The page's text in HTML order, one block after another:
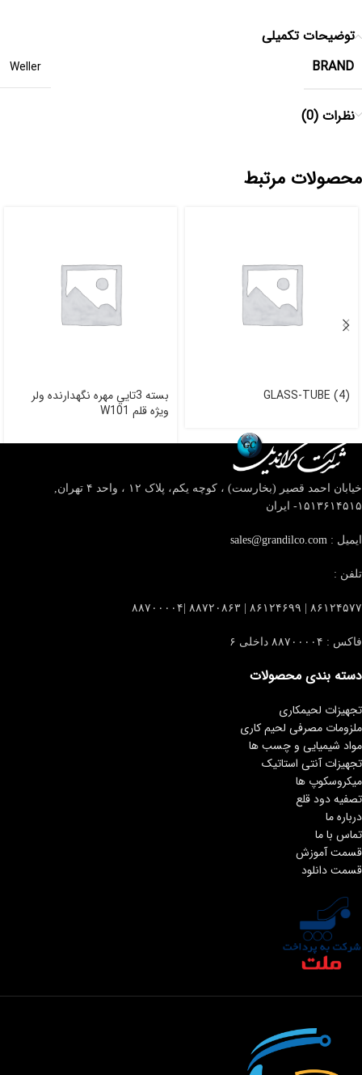
توضیحات تکمیلی
BRAND
Weller
نظرات (0)
محصولات مرتبط
GLASS-TUBE (4)
بسته 3تايي مهره نگهدارنده ولر
ويژه قلم W101
خیابان احمد قصیر (بخارست) ، کوچه یکم، پلاک ۱۲ ، واحد ۴
تهران,
۱۵۱۳۶۱۴۵۱۵- ایران
ایمیل : sales@grandilco.com
تلفن :
۸۶۱۲۴۵۷۷ | ۸۶۱۲۴۶۹۹ | ۸۸۷۲۰۸۶۳ |۸۸۷۰۰۰۰۴
فاکس : ۸۸۷۰۰۰۰۴ داخلی ۶
دسته بندی محصولات
تجهیزات لحیمکاری
ملزومات مصرفی لحیم کاری
مواد شیمیایی و چسب ها
تجهیزات آنتی استاتیک
میکروسکوپ ها
تصفیه دود قلع
درباره ما
تماس با ما
قسمت آموزش
قسمت دانلود